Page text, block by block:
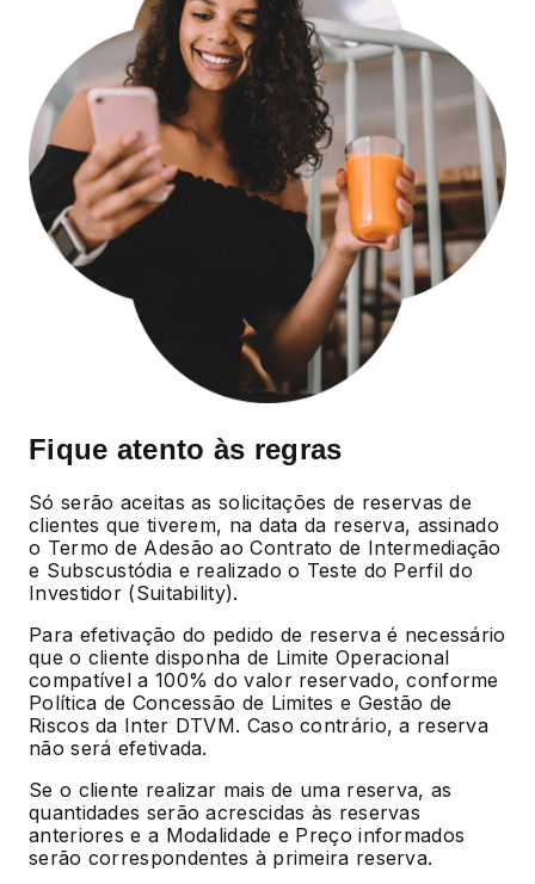
Fique atento às regras
Só serão aceitas as solicitações de reservas de
clientes que tiverem, na data da reserva, assinado
o Termo de Adesão ao Contrato de Intermediação
e Subscustódia e realizado o Teste do Perfil do
Investidor (Suitability).
Para efetivação do pedido de reserva é necessário
que o cliente disponha de Limite Operacional
compatível a 100% do valor reservado, conforme
Política de Concessão de Limites e Gestão de
Riscos da Inter DTVM. Caso contrário, a reserva
não será efetivada.
Se o cliente realizar mais de uma reserva, as
quantidades serão acrescidas às reservas
anteriores e a Modalidade e Preço informados
serão correspondentes à primeira reserva.